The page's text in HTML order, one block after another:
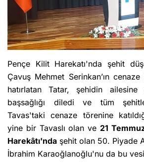
Pençe Kilit Harekatı'nda şehit
Çavuş Mehmet Serinkan’ın cenaze
hatırlatan Tatar, şehidin
başsağlığı diledi ve tüm
Tavas'taki cenaze törenine
yine bir Tavaslı olan ve 21
Harekâtı'nda şehit olan 50. Piyade
İbrahim Karaoğlanoğlu'nu da bu